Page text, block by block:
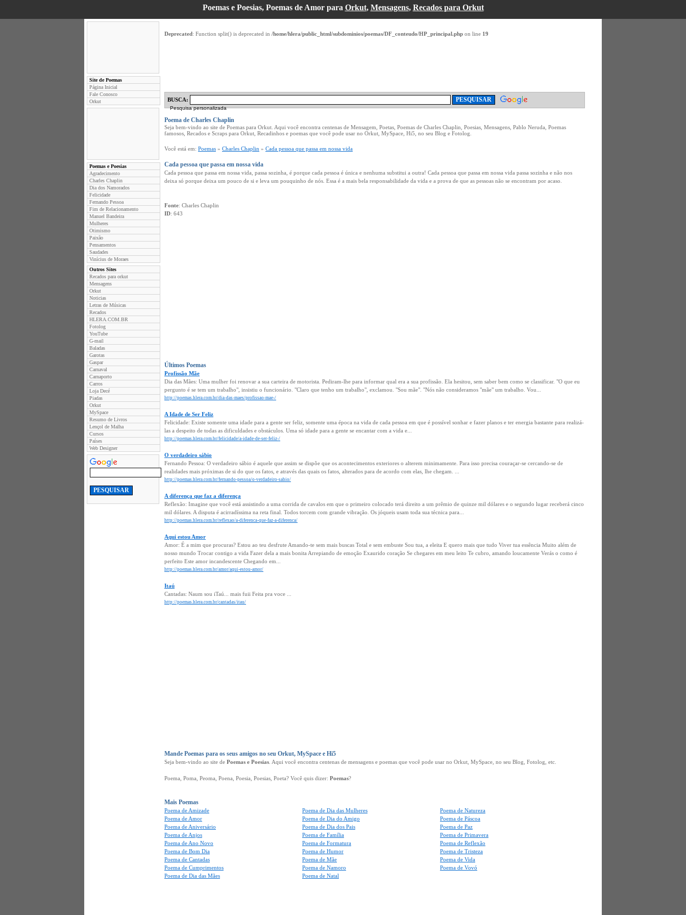
Poemas e Poesias, Poemas de Amor para Orkut, Mensagens, Recados para Orkut
Site de Poemas
Página Inicial
Fale Conosco
Orkut
Poemas e Poesias
Agradecimento
Charles Chaplin
Dia dos Namorados
Felicidade
Fernando Pessoa
Fim de Relacionamento
Manuel Bandeira
Mulheres
Otimismo
Paixão
Pensamentos
Saudades
Vinícius de Moraes
Outros Sites
Recados para orkut
Mensagens
Orkut
Noticias
Letras de Músicas
Recados
HLERA.COM.BR
Fotolog
YouTube
G-mail
Baladas
Garotas
Gaspar
Carnaval
Carnaporto
Carros
Loja Decé
Piadas
Orkut
MySpace
Resumo de Livros
Lençol de Malha
Cursos
Países
Web Designer
Deprecated: Function split() is deprecated in /home/hlera/public_html/subdominios/poemas/DF_conteudo/HP_principal.php on line 19
BUSCA:
Pesquisa personalizada
Poema de Charles Chaplin
Seja bem-vindo ao site de Poemas para Orkut. Aqui você encontra centenas de Mensagem, Poetas, Poemas de Charles Chaplin, Poesias, Mensagens, Pablo Neruda, Poemas
famosos, Recados e Scraps para Orkut, Recadinhos e poemas que você pode usar no Orkut, MySpace, Hi5, no seu Blog e Fotolog.
Você está em: Poemas » Charles Chaplin » Cada pessoa que passa em nossa vida
Cada pessoa que passa em nossa vida
Cada pessoa que passa em nossa vida, passa sozinha, é porque cada pessoa é única e nenhuma substitui a outra! Cada pessoa que passa em nossa vida passa sozinha e não nos
deixa só porque deixa um pouco de si e leva um pouquinho de nós. Essa é a mais bela responsabilidade da vida e a prova de que as pessoas não se encontram por acaso.
Fonte: Charles Chaplin
ID: 643
Últimos Poemas
Profissão Mãe
Dia das Mães: Uma mulher foi renovar a sua carteira de motorista. Pediram-lhe para informar qual era a sua profissão. Ela hesitou, sem saber bem como se classificar. "O que eu
pergunto é se tem um trabalho", insistiu o funcionário. "Claro que tenho um trabalho", exclamou. "Sou mãe". "Nós não consideramos "mãe" um trabalho. Vou...
http://poemas.hlera.com.br/dia-das-maes/profissao-mae-/
A Idade de Ser Feliz
Felicidade: Existe somente uma idade para a gente ser feliz, somente uma época na vida de cada pessoa em que é possível sonhar e fazer planos e ter energia bastante para realizá-
las a despeito de todas as dificuldades e obstáculos. Uma só idade para a gente se encantar com a vida e...
http://poemas.hlera.com.br/felicidade/a-idade-de-ser-feliz-/
O verdadeiro sábio
Fernando Pessoa: O verdadeiro sábio é aquele que assim se dispõe que os acontecimentos exteriores o alterem minimamente. Para isso precisa couraçar-se cercando-se de
realidades mais próximas de si do que os fatos, e através das quais os fatos, alterados para de acordo com elas, lhe chegam. ...
http://poemas.hlera.com.br/fernando-pessoa/o-verdadeiro-sabio/
A diferença que faz a diferença
Reflexão: Imagine que você está assistindo a uma corrida de cavalos em que o primeiro colocado terá direito a um prêmio de quinze mil dólares e o segundo lugar receberá cinco
mil dólares. A disputa é acirradíssima na reta final. Todos torcem com grande vibração. Os jóqueis usam toda sua técnica para...
http://poemas.hlera.com.br/reflexao/a-diferenca-que-faz-a-diferenca/
Aqui estou Amor
Amor: É a mim que procuras? Estou ao teu desfrute Amando-te sem mais buscas Total e sem embuste Sou tua, a eleita E quero mais que tudo Viver tua essência Muito além de
nosso mundo Trocar contigo a vida Fazer dela a mais bonita Arrepiando de emoção Exaurido coração Se chegares em meu leito Te cubro, amando loucamente Verás o como é
perfeito Este amor incandescente Chegando em...
http://poemas.hlera.com.br/amor/aqui-estou-amor/
Itaú
Cantadas: Naum sou iTaú... mais fuii Feita pra voce ...
http://poemas.hlera.com.br/cantadas/itau/
Mande Poemas para os seus amigos no seu Orkut, MySpace e Hi5
Seja bem-vindo ao site de Poemas e Poesias . Aqui você encontra centenas de mensagens e poemas que você pode usar no Orkut, MySpace, no seu Blog, Fotolog, etc.
Poema, Poma, Peoma, Poena, Poesia, Poesias, Poeta? Você quis dizer: Poemas?
Mais Poemas
Poema de Amizade
Poema de Amor
Poema de Aniversário
Poema de Anjos
Poema de Ano Novo
Poema de Bom Dia
Poema de Cantadas
Poema de Cumprimentos
Poema de Dia das Mães
Poema de Dia das Mulheres
Poema de Dia do Amigo
Poema de Dia dos Pais
Poema de Família
Poema de Formatura
Poema de Humor
Poema de Mãe
Poema de Namoro
Poema de Natal
Poema de Natureza
Poema de Páscoa
Poema de Paz
Poema de Primavera
Poema de Reflexão
Poema de Tristeza
Poema de Vida
Poema de Vovó